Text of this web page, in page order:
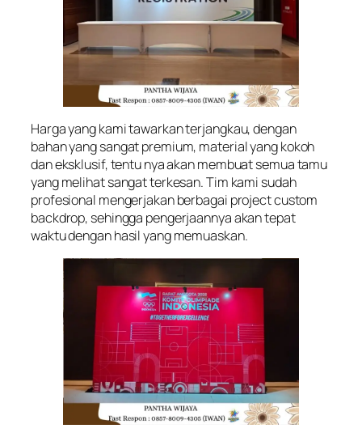
Harga yang kami tawarkan terjangkau, dengan
bahan yang sangat premium, material yang kokoh
dan eksklusif, tentu nya akan membuat semua tamu
yang melihat sangat terkesan. Tim kami sudah
profesional mengerjakan berbagai project custom
backdrop, sehingga pengerjaannya akan tepat
waktu dengan hasil yang memuaskan.